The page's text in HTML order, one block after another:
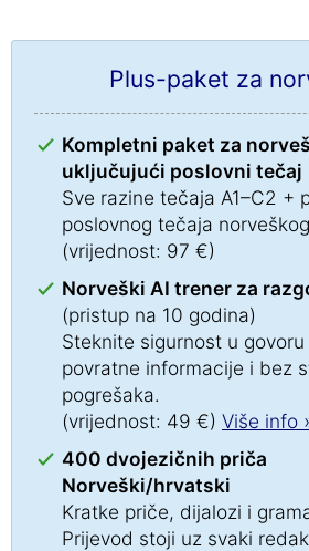
Plus-paket za
Kompletni paket za
uključujući poslovni tečaj
Sve razine tečaja A1–C2 +
poslovnog tečaja norveškog
(vrijednost: 97 €)
Norveški AI trener za
(pristup na 10 godina)
Steknite sigurnost u
povratne informacije i bez
pogrešaka.
(vrijednost: 49 €) Više info
400 dvojezičnih priča
Norveški/hrvatski
Kratke priče, dijalozi i
Prijevod stoji uz svaki